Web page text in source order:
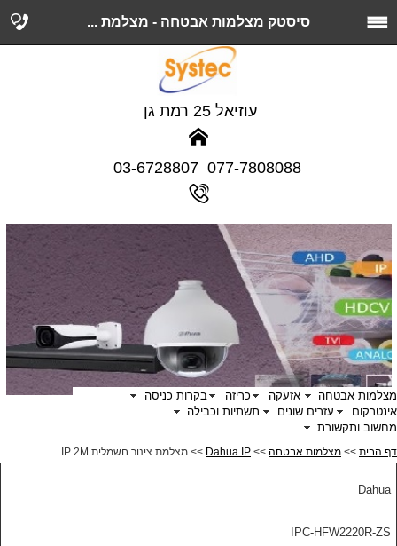
סיסטק מצלמות אבטחה - מצלמת ...
077-7808088 03-6728807
מצלמות אבטחה אזעקה כריזה
בקרות כניסה
אינטרקום
עזרים שונים
תשתיות וכבילה
מחשוב ותקשורת
עוזיאל 25 רמת גן
דף הבית >> מצלמות אבטחה >>
Dahua IP >> מצלמת צינור חשמלית IP 2M
Dahua
IPC-HFW2220R-ZS